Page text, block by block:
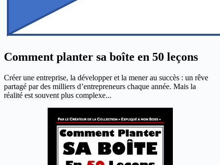
Comment planter sa boîte en 50 leçons
Créer une entreprise, la développer et la mener au succès : un rêve
partagé par des milliers d’entrepreneurs chaque année. Mais la
réalité est souvent plus complexe...